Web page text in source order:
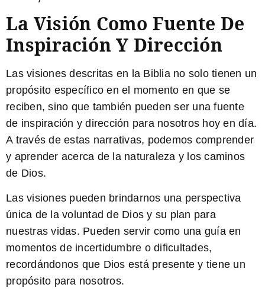
La Visión Como Fuente De
Inspiración Y Dirección
Las visiones descritas en la Biblia no solo tienen un
propósito específico en el momento en que se
reciben, sino que también pueden ser una fuente
de inspiración y dirección para nosotros hoy en día.
A través de estas narrativas, podemos comprender
y aprender acerca de la naturaleza y los caminos
de Dios.
Las visiones pueden brindarnos una perspectiva
única de la voluntad de Dios y su plan para
nuestras vidas. Pueden servir como una guía en
momentos de incertidumbre o dificultades,
recordándonos que Dios está presente y tiene un
propósito para nosotros.